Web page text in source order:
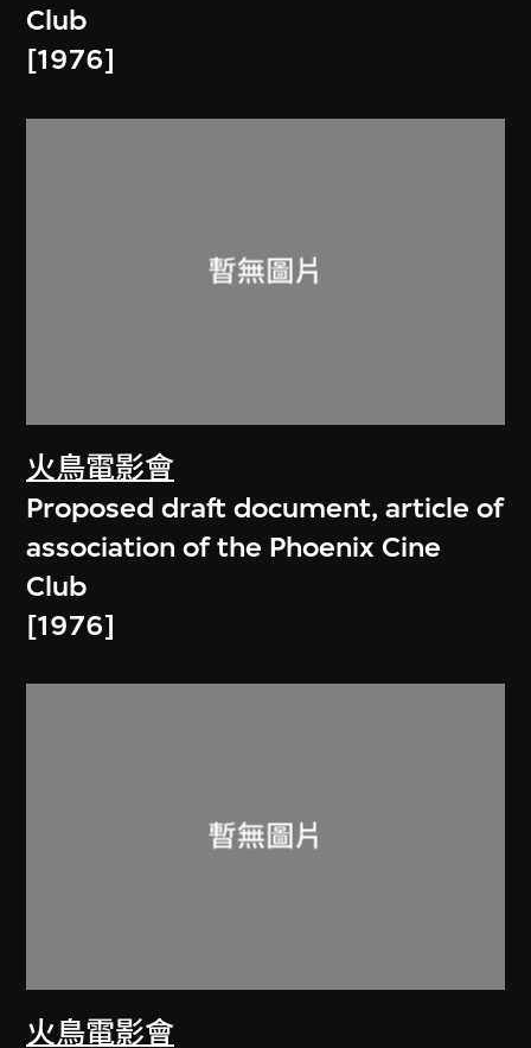
Club
[1976]
火鳥電影會
Proposed draft document, article of
association of the Phoenix Cine
Club
[1976]
火鳥電影會